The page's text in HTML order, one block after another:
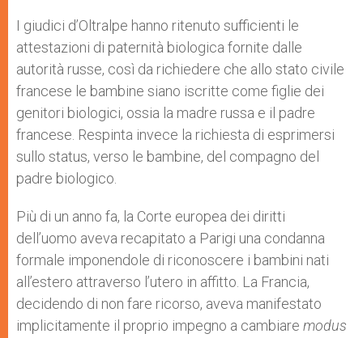
I giudici d’Oltralpe hanno ritenuto sufficienti le
attestazioni di paternità biologica fornite dalle
autorità russe, così da richiedere che allo stato civile
francese le bambine siano iscritte come figlie dei
genitori biologici, ossia la madre russa e il padre
francese. Respinta invece la richiesta di esprimersi
sullo status, verso le bambine, del compagno del
padre biologico.
Più di un anno fa, la Corte europea dei diritti
dell’uomo aveva recapitato a Parigi una condanna
formale imponendole di riconoscere i bambini nati
all’estero attraverso l’utero in affitto. La Francia,
decidendo di non fare ricorso, aveva manifestato
implicitamente il proprio impegno a cambiare modus